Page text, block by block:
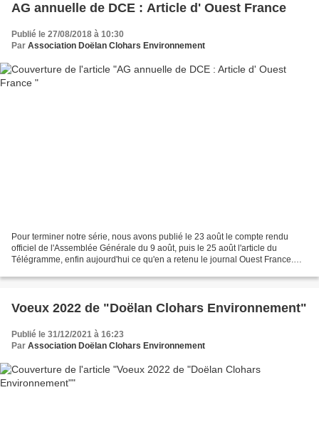
AG annuelle de DCE : Article d' Ouest France
Publié le 27/08/2018 à 10:30
Par Association Doëlan Clohars Environnement
Pour terminer notre série, nous avons publié le 23 août le compte rendu
officiel de l'Assemblée Générale du 9 août, puis le 25 août l'article du
Télégramme, enfin aujourd'hui ce qu'en a retenu le journal Ouest France.
Voeux 2022 de "Doëlan Clohars Environnement"
Publié le 31/12/2021 à 16:23
Par Association Doëlan Clohars Environnement